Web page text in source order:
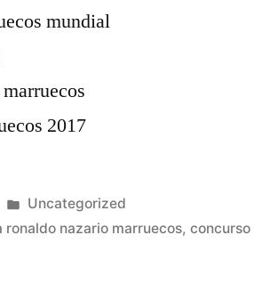
Publicado
en
Uncategorized
ronaldo nazario marruecos,concurso